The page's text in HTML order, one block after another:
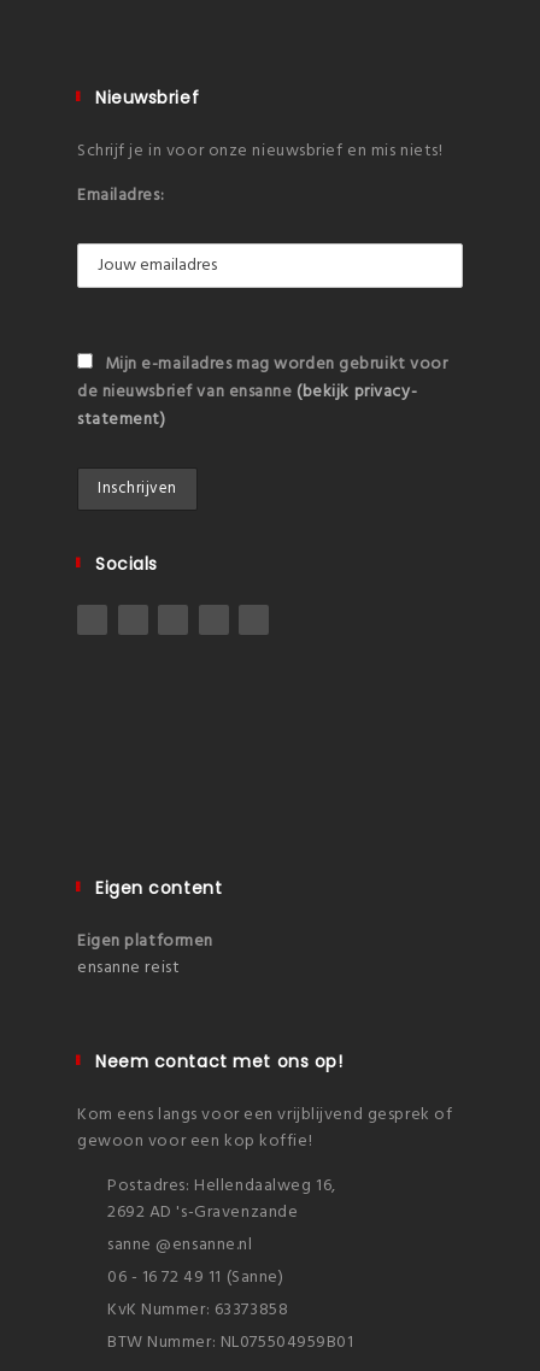
Nieuwsbrief
Schrijf je in voor onze nieuwsbrief en mis niets!
Emailadres:
Mijn e-mailadres mag worden gebruikt voor
de nieuwsbrief van ensanne (bekijk privacy-
statement)
Socials
Eigen content
Eigen platformen
ensanne reist
Neem contact met ons op!
Kom eens langs voor een vrijblijvend gesprek of
gewoon voor een kop koffie!
Postadres: Hellendaalweg 16,
2692 AD 's-Gravenzande
sanne @ensanne.nl
06 - 16 72 49 11 (Sanne)
KvK Nummer: 63373858
BTW Nummer: NL075504959B01